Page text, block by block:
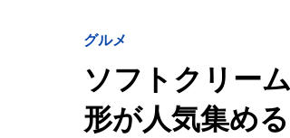
グルメ
ソフトクリー
形が人気集める